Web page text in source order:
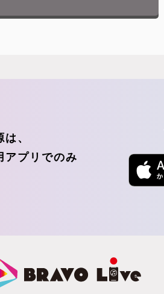
、
アプリでのみ